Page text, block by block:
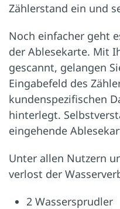
Zählerstand ein und
Noch einfacher geht
der Ablesekarte. Mit
gescannt, gelangen
Eingabefeld des
kundenspezifischen
hinterlegt.
eingehende
Unter allen Nutzern
verlost der
2 Wassersprudler